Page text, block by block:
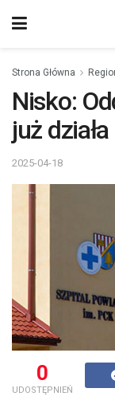
Strona Główna
Nisko:
już działa
2025-04-18
0
UDOSTĘPNIEŃ